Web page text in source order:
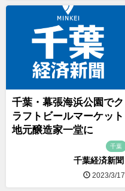
千葉・幕張海浜公園でク
ラフトビールマーケット
地元醸造家一堂に
千葉
千葉経済新聞
2023/3/17